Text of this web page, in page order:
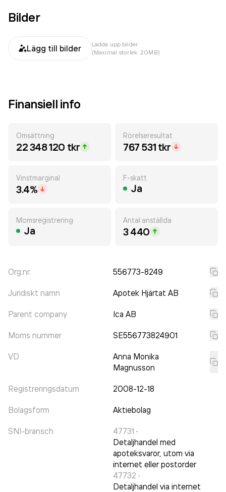
Bilder
Lägg till bilder
Ladda upp bilder
(Maximal storlek: 20MB)
Finansiell info
Omsättning
22 348 120 tkr
Rörelseresultat
767 531 tkr
Vinstmarginal
3.4%
F-skatt
Ja
Momsregistrering
Ja
Antal anställda
3 440
Org.nr. 556773-8249
Juridiskt namn Apotek Hjärtat AB
Parent company Ica AB
Moms nummer SE556773824901
VD
Anna Monika
Magnusson
Registreringsdatum 2008-12-18
Bolagsform Aktiebolag
SNI-bransch 47731 ·
Detaljhandel med
apoteksvaror, utom via
internet eller postorder
47732 ·
Detaljhandel via internet